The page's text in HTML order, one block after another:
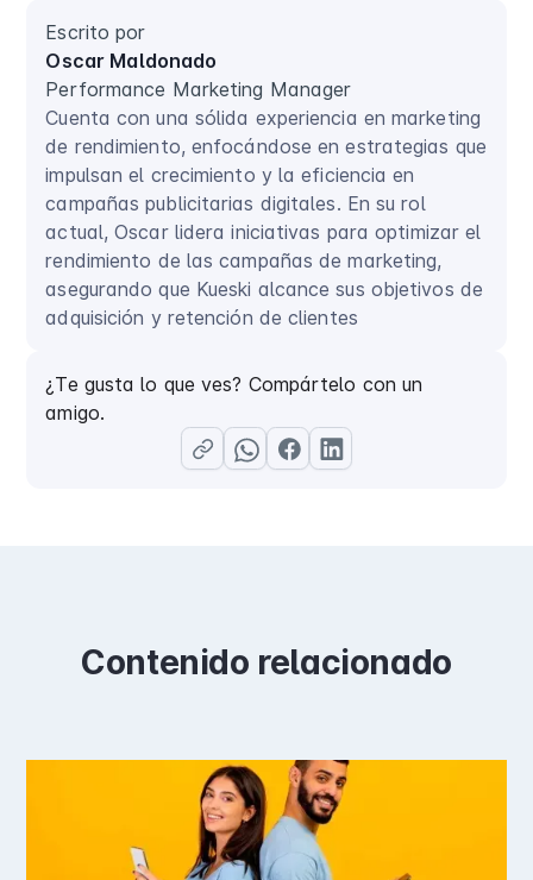
Escrito por
Oscar Maldonado
Performance Marketing Manager
Cuenta con una sólida experiencia en marketing
de rendimiento, enfocándose en estrategias que
impulsan el crecimiento y la eficiencia en
campañas publicitarias digitales. En su rol
actual, Oscar lidera iniciativas para optimizar el
rendimiento de las campañas de marketing,
asegurando que Kueski alcance sus objetivos de
adquisición y retención de clientes
¿Te gusta lo que ves? Compártelo con un
amigo.
Contenido relacionado